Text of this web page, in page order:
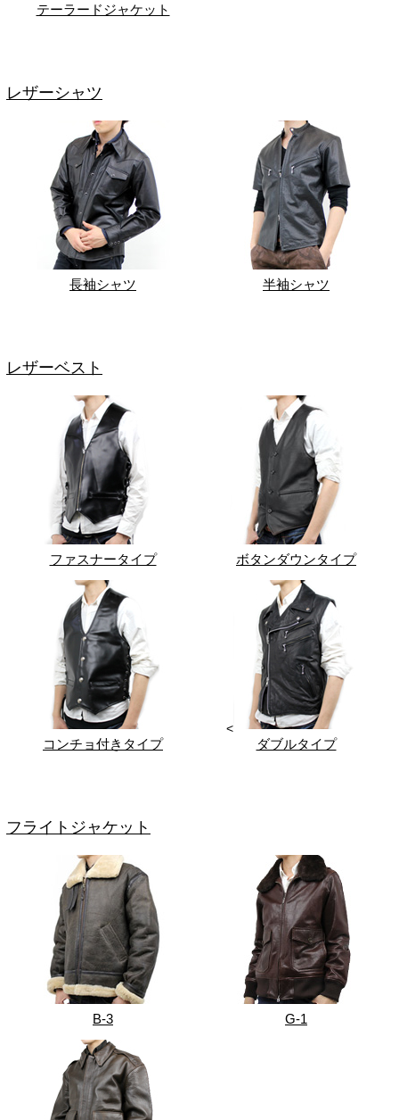
テーラードジャケット
レザーシャツ
長袖シャツ 半袖シャツ
レザーベスト
ファスナータイプ ボタンダウンタイプ
コンチョ付きタイプ
<
ダブルタイプ
フライトジャケット
B-3 G-1